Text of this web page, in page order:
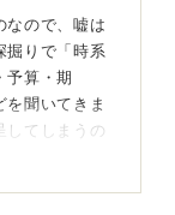
なので、嘘は
掘りで「時系
予算・期
を聞いてきま
してしまうの
者が社内にい